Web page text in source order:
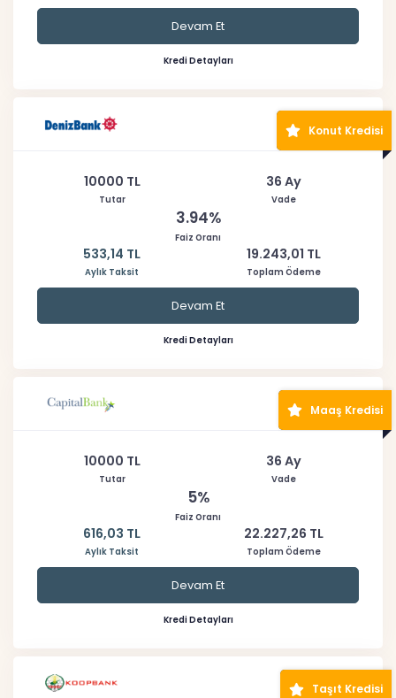
Devam Et
Kredi Detayları
Konut Kredisi
10000 TL
Tutar
36 Ay
Vade
3.94%
Faiz Oranı
533,14 TL
Aylık Taksit
19.243,01 TL
Toplam Ödeme
Devam Et
Kredi Detayları
Maaş Kredisi
10000 TL
Tutar
36 Ay
Vade
5%
Faiz Oranı
616,03 TL
Aylık Taksit
22.227,26 TL
Toplam Ödeme
Devam Et
Kredi Detayları
Taşıt Kredisi